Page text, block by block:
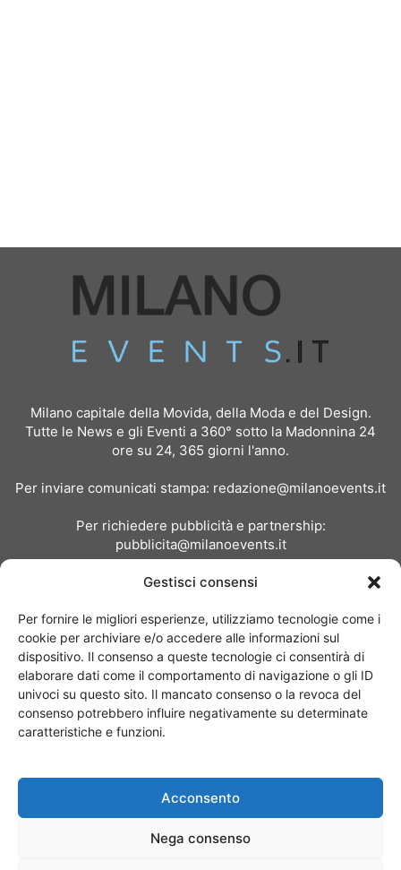
Gestisci consensi
Per fornire le migliori esperienze, utilizziamo tecnologie come i
cookie per archiviare e/o accedere alle informazioni sul
dispositivo. Il consenso a queste tecnologie ci consentirà di
elaborare dati come il comportamento di navigazione o gli ID
univoci su questo sito. Il mancato consenso o la revoca del
consenso potrebbero influire negativamente su determinate
caratteristiche e funzioni.
Acconsento
Nega consenso
Milano capitale della Movida, della Moda e del Design.
Tutte le News e gli Eventi a 360° sotto la Madonnina 24
ore su 24, 365 giorni l'anno.
Per inviare comunicati stampa: redazione@milanoevents.it
Per richiedere pubblicità e partnership:
pubblicita@milanoevents.it
Chi siamo I Nostri Clienti
© Copyright 2017 - MilanoEvents.it© managed by